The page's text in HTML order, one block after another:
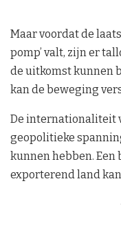
Maar voordat de
pomp’ valt, zijn er
de uitkomst kunnen
kan de beweging
De internationaliteit
geopolitieke
kunnen hebben.
exporterend land